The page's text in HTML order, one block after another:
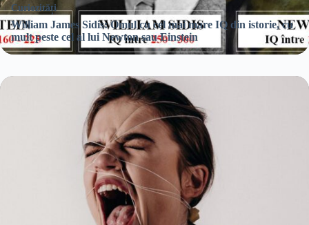
Curiozități
William James Sidis: Omul cu cel mai mare IQ din istorie, cu
mult peste cel al lui Newton sau Einstein